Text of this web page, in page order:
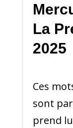
La
2025
Ces
sont
prend